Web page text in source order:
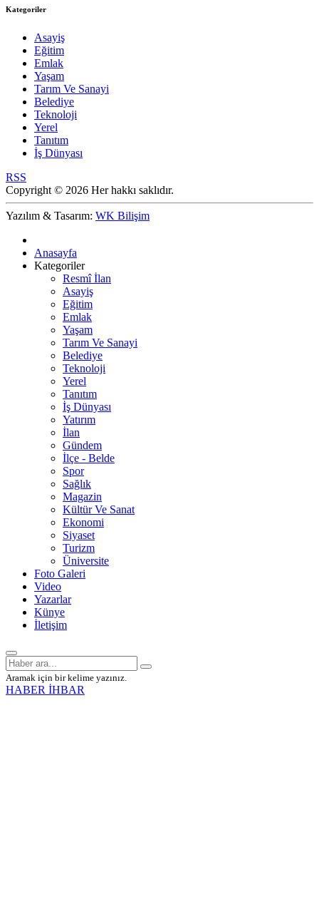
Kategoriler
Asayiş
Eğitim
Emlak
Yaşam
Tarım Ve Sanayi
Belediye
Teknoloji
Yerel
Tanıtım
İş Dünyası
RSS
Copyright © 2026 Her hakkı saklıdır.
Yazılım & Tasarım: WK Bilişim
Anasayfa
Kategoriler
Resmî İlan
Asayiş
Eğitim
Emlak
Yaşam
Tarım Ve Sanayi
Belediye
Teknoloji
Yerel
Tanıtım
İş Dünyası
Yatırım
İlan
Gündem
İlçe - Belde
Spor
Sağlık
Magazin
Kültür Ve Sanat
Ekonomi
Siyaset
Turizm
Üniversite
Foto Galeri
Video
Yazarlar
Künye
İletişim
Aramak için bir kelime yazınız.
HABER İHBAR